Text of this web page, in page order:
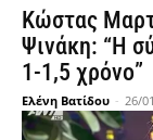
Κώστας
Ψινάκη: “Η
1-1,5 χρόνο”
Ελένη Βατίδου - 26/